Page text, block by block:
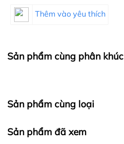
Thêm vào yêu thích
Sản phẩm cùng phân khúc
Sản phẩm cùng loại
Sản phẩm đã xem